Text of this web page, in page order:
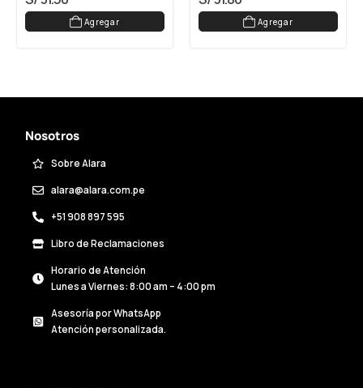
Agregar Agregar
Nosotros
Sobre Alara
alara@alara.com.pe
+51 908 897 595
Libro de Reclamaciones
Horario de Atención
Lunes a Viernes: 8:00 am – 4:00 pm
Asesoría por WhatsApp
Atención personalizada.